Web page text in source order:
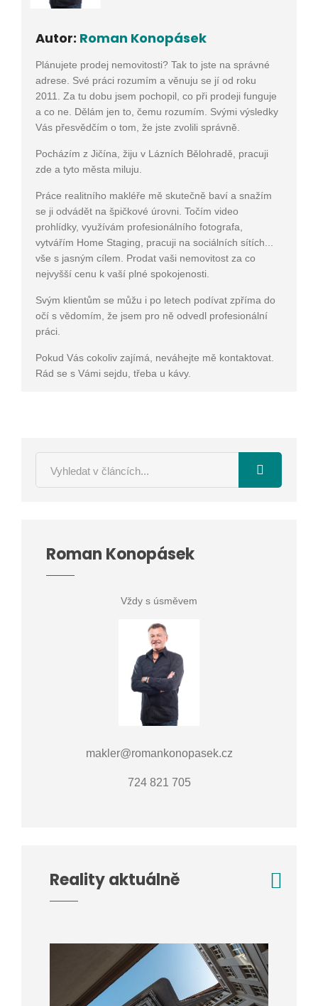
Autor: Roman Konopásek
Plánujete prodej nemovitosti? Tak to jste na správné
adrese. Své práci rozumím a věnuju se jí od roku
2011. Za tu dobu jsem pochopil, co při prodeji funguje
a co ne. Dělám jen to, čemu rozumím. Svými výsledky
Vás přesvědčím o tom, že jste zvolili správně.
Pocházím z Jičína, žiju v Lázních Bělohradě, pracuji
zde a tyto města miluju.
Práce realitního makléře mě skutečně baví a snažím
se ji odvádět na špičkové úrovni. Točím video
prohlídky, využívám profesionálního fotografa,
vytvářím Home Staging, pracuji na sociálních sítích...
vše s jasným cílem. Prodat vaši nemovitost za co
nejvyšší cenu k vaší plné spokojenosti.
Svým klientům se můžu i po letech podívat zpříma do
očí s vědomím, že jsem pro ně odvedl profesionální
práci.
Pokud Vás cokoliv zajímá, neváhejte mě kontaktovat.
Rád se s Vámi sejdu, třeba u kávy.
Roman Konopásek
Vždy s úsměvem
makler@romankonopasek.cz
724 821 705
Reality aktuálně